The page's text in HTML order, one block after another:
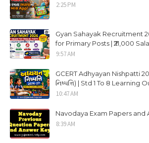
2:25 PM
Gyan Sahayak Recruitment
for Primary Posts | ₹21,000
9:57 AM
GCERT Adhyayan Nishpatti
નિષ્પત્તિ) | Std 1 To 8 Learning
10:47 AM
Navodaya Exam Papers and
8:39 AM